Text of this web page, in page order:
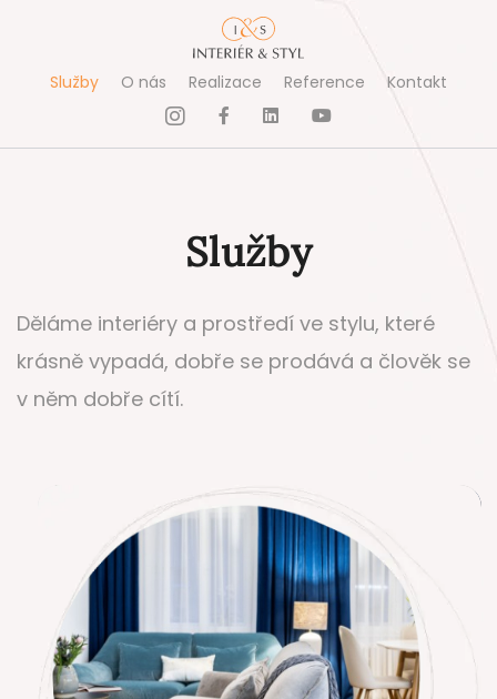
Služby O nás Realizace Reference Kontakt
Služby
Děláme interiéry a prostředí ve stylu, které
krásně vypadá, dobře se prodává a člověk se
v něm dobře cítí.